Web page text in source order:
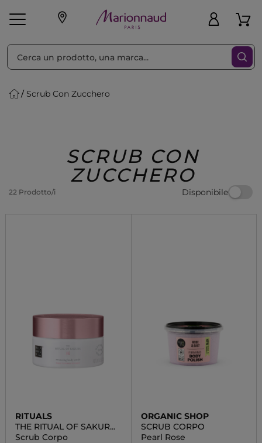
Make-up Profumi
Regalo
Scrub Con Zucchero
SCRUB CON
ZUCCHERO
22 Prodotto/i Disponibile
Ordina per Filtra
RITUALS
THE RITUAL OF SAKURA
BODY SCRUB
Scrub Corpo
ORGANIC SHOP
SCRUB CORPO
Pearl Rose